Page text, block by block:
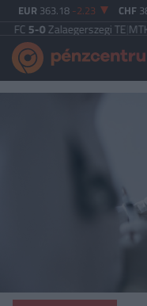
EUR 363.18 -2.23 CHF
TE|MTK